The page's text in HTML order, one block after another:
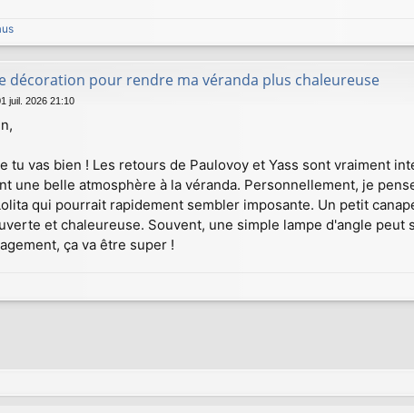
décoration pour rendre ma véranda plus chaleureuse
juil. 2026 21:10
tu vas bien ! Les retours de Paulovoy et Yass sont vraiment
une belle atmosphère à la véranda. Personnellement, je
qui pourrait rapidement sembler imposante. Un petit
et chaleureuse. Souvent, une simple lampe d'angle
ça va être super !